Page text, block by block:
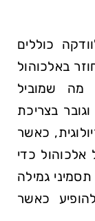
כוללים
באלכוהול
מה שמוביל
בצריכת
כאשר
כדי
גמילה
כאשר